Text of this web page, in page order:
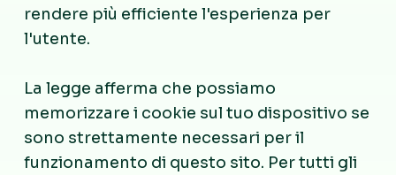
rendere più efficiente l'esperienza per
l'utente.
La legge afferma che possiamo
memorizzare i cookie sul tuo dispositivo se
sono strettamente necessari per il
funzionamento di questo sito. Per tutti gli